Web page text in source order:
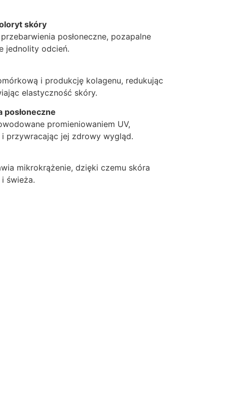
skóry
posłoneczne, pozapalne
jednolity odcień.
i produkcję kolagenu, redukując
elastyczność skóry.
posłoneczne
promieniowaniem UV,
przywracając jej zdrowy wygląd.
mikrokrążenie, dzięki czemu skóra
świeża.